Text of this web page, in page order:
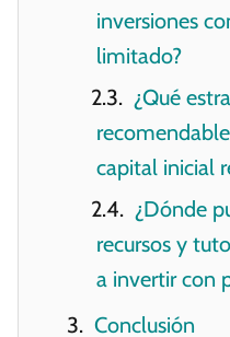
inversiones
limitado?
¿Qué
capital inicial
¿Dónde
recursos y
a invertir con
Conclusión